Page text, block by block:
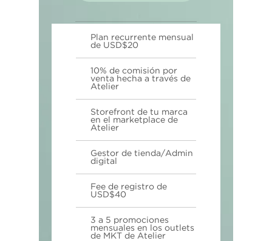
Plan recurrente mensual
de USD$20
10% de comisión por
venta hecha a través de
Atelier
Storefront de tu marca
en el marketplace de
Atelier
Gestor de tienda/Admin
digital
Fee de registro de
USD$40
3 a 5 promociones
mensuales en los outlets
de MKT de Atelier